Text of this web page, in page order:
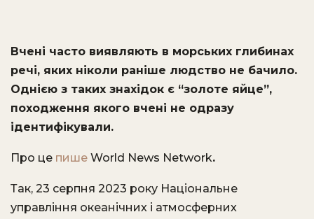
Вчені часто виявляють в морських глибинах
речі, яких ніколи раніше людство не бачило.
Однією з таких знахідок є “золоте яйце”,
походження якого вчені не одразу
ідентифікували.
Про це пише World News Network.
Так, 23 серпня 2023 року Національне
управління океанічних і атмосферних